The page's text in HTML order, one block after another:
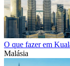
O que fazer em
Malásia